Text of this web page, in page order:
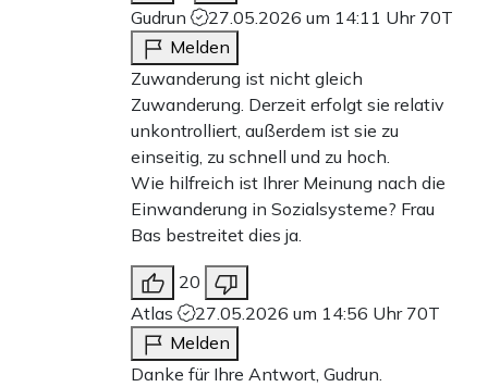
Gudrun 27.05.2026 um 14:11 Uhr 70T
Melden
Zuwanderung ist nicht gleich
Zuwanderung. Derzeit erfolgt sie relativ
unkontrolliert, außerdem ist sie zu
einseitig, zu schnell und zu hoch.
Wie hilfreich ist Ihrer Meinung nach die
Einwanderung in Sozialsysteme? Frau
Bas bestreitet dies ja.
20
Atlas
27.05.2026 um 14:56 Uhr 70T
Melden
Danke für Ihre Antwort, Gudrun.